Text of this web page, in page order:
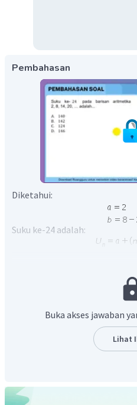
Pembahasan
Diketahui:
Suku ke-24 adalah:
Jadi, jawaban yang tepat
Buka akses jawaban
Lihat